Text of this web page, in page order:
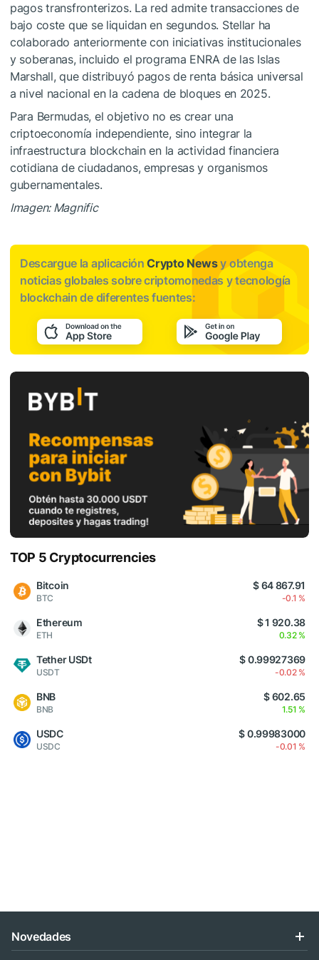
pagos transfronterizos. La red admite transacciones de
bajo coste que se liquidan en segundos. Stellar ha
colaborado anteriormente con iniciativas institucionales
y soberanas, incluido el programa ENRA de las Islas
Marshall, que distribuyó pagos de renta básica universal
a nivel nacional en la cadena de bloques en 2025.
Para Bermudas, el objetivo no es crear una
criptoeconomía independiente, sino integrar la
infraestructura blockchain en la actividad financiera
cotidiana de ciudadanos, empresas y organismos
gubernamentales.
Imagen: Magnific
Descargue la aplicaciónCrypto Newsy obtenga
noticias globales sobre criptomonedas y tecnología
blockchain de diferentes fuentes:
TOP 5 Cryptocurrencies
Bitcoin
BTC
$ 64 867.91
-0.1 %
Ethereum
ETH
$ 1 920.38
0.32 %
Tether USDt
USDT
$ 0.99927369
-0.02 %
BNB
BNB
$ 602.65
1.51 %
USDC
USDC
$ 0.99983000
-0.01 %
Novedades